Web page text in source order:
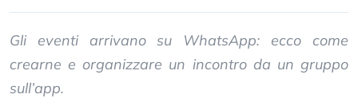
Gli eventi arrivano su WhatsApp: ecco come
crearne e organizzare un incontro da un gruppo
sull’app.